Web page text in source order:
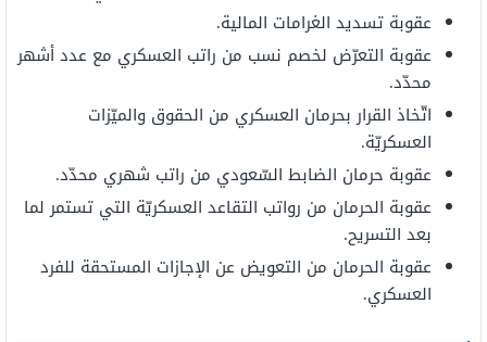
عقوبة تسديد الغرامات المالية.
عقوبة التعرّض لخصم نسب من راتب العسكري مع عدد أشهر
محدّد.
اتّخاذ القرار بحرمان العسكري من الحقوق والميّزات
العسكريّة.
عقوبة حرمان الضابط السّعودي من راتب شهري محدّد.
عقوبة الحرمان من رواتب التقاعد العسكريّة التي تستمر لما
بعد التسريح.
عقوبة الحرمان من التعويض عن الإجازات المستحقة للفرد
العسكري.